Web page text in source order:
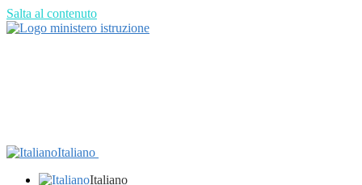
Salta al contenuto
Italiano
Italiano